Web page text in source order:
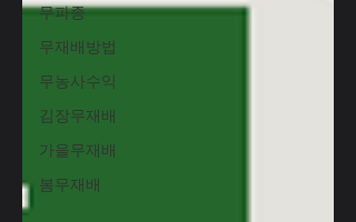
무파종
무재배방법
무농사수익
김장무재배
가을무재배
봄무재배